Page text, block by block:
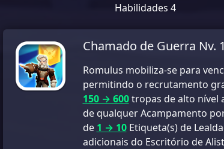
Habilidades 4
Chamado de Guerra Nv.
Romulus mobiliza-se para
permitindo o recrutamento
150 → 600tropas de alto nível
de qualquer Acampamento
de 1 → 10Etiqueta(s) de
adicionais do Escritório de